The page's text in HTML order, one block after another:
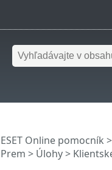
ESET Online pomocník >
Prem > Úlohy>